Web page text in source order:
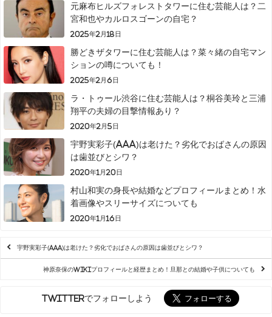
元麻布ヒルズフォレストタワーに住む芸能人は？二
宮和也やカルロスゴーンの自宅？
2025年2月18日
勝どきザタワーに住む芸能人は？菜々緒の自宅マン
ションの噂についても！
2025年2月6日
ラ・トゥール渋谷に住む芸能人は？桐谷美玲と三浦
翔平の夫婦の目撃情報あり？
2020年2月5日
宇野実彩子(AAA)は老けた？劣化でおばさんの原因
は歯並びとシワ？
2020年1月20日
村山和実の身長や結婚などプロフィールまとめ！水
着画像やスリーサイズについても
2020年1月16日
宇野実彩子(AAA)は老けた？劣化でおばさんの原因は歯並びとシワ？
神原奈保のwikiプロフィールと経歴まとめ！旦那との結婚や子供についても
Twitterでフォローしよう